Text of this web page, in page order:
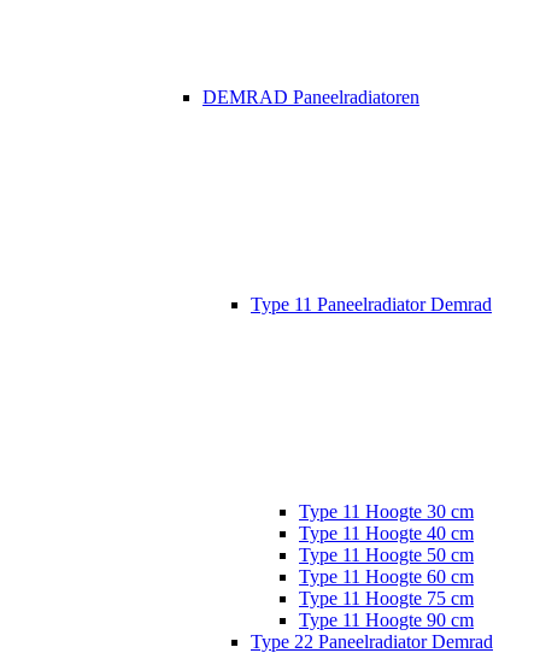
DEMRAD Paneelradiatoren
Type 11 Paneelradiator Demrad
Type 11 Hoogte 30 cm
Type 11 Hoogte 40 cm
Type 11 Hoogte 50 cm
Type 11 Hoogte 60 cm
Type 11 Hoogte 75 cm
Type 11 Hoogte 90 cm
Type 22 Paneelradiator Demrad